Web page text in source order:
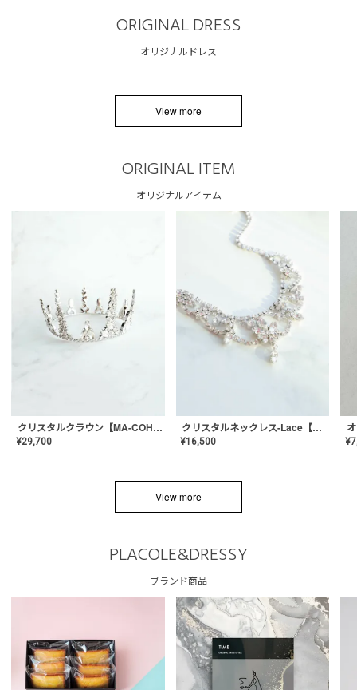
ORIGINAL DRESS
オリジナルドレス
View more
ORIGINAL ITEM
オリジナルアイテム
クリスタルクラウン【MA-COHD-01】韓国風クラウン/ウェディングクラウン/ティアラ
¥29,700
クリスタルネックレス-Lace【MA-CONL-02】
¥16,500 ¥
View more
PLACOLE&DRESSY
ブランド商品